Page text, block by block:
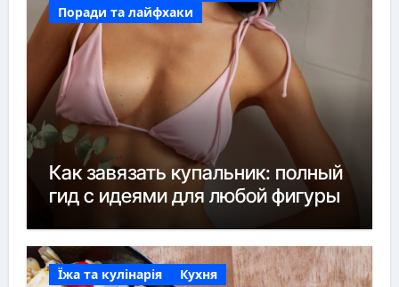
Поради та лайфхаки
Как завязать купальник: полный
гид с идеями для любой фигуры
Їжа та кулінарія Кухня